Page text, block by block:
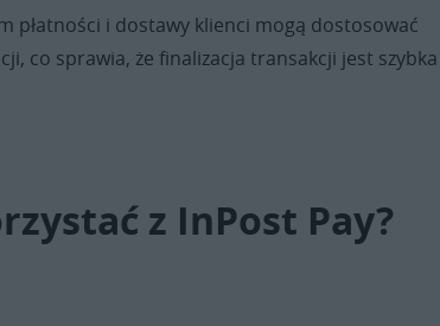
płatności i dostawy klienci mogą dostosować
co sprawia, że finalizacja transakcji jest
z InPost Pay?